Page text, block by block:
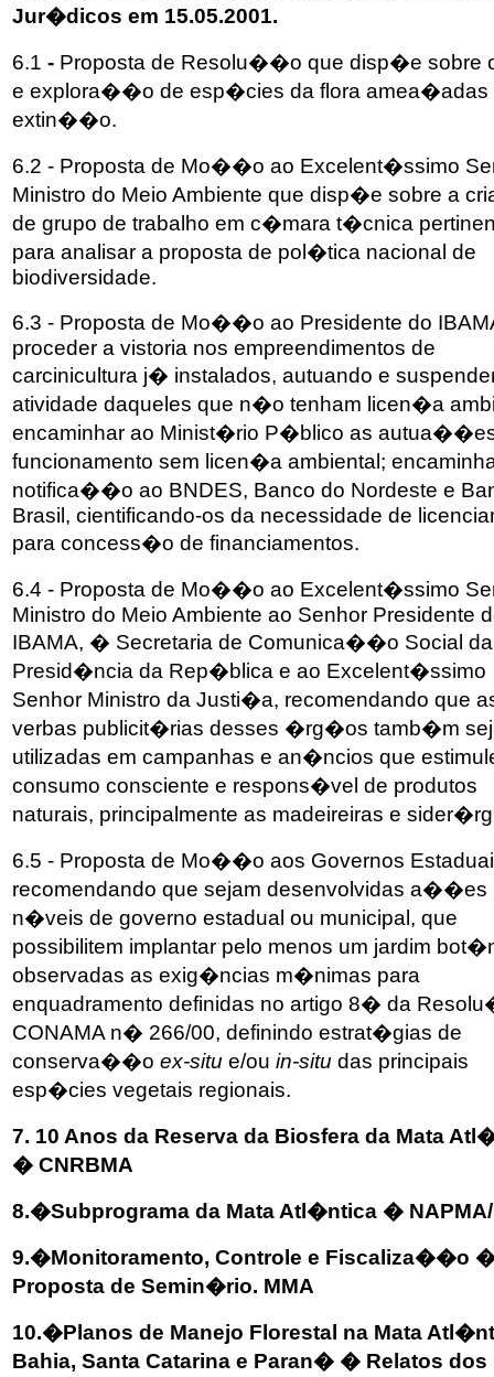
Jur�dicos em 15.05.2001.
6.1 - Proposta de Resolu��o que disp�e sobre
e explora��o de esp�cies da flora amea�adas
extin��o.
6.2 - Proposta de Mo��o ao Excelent�ssimo
Ministro do Meio Ambiente que disp�e sobre a
de grupo de trabalho em c�mara t�cnica
para analisar a proposta de pol�tica nacional de
biodiversidade.
6.3 - Proposta de Mo��o ao Presidente do
proceder a vistoria nos empreendimentos de
carcinicultura j� instalados, autuando e
atividade daqueles que n�o tenham licen�a
encaminhar ao Minist�rio P�blico as
funcionamento sem licen�a ambiental;
notifica��o ao BNDES, Banco do Nordeste e
Brasil, cientificando-os da necessidade de
para concess�o de financiamentos.
6.4 - Proposta de Mo��o ao Excelent�ssimo
Ministro do Meio Ambiente ao Senhor Presidente
IBAMA, � Secretaria de Comunica��o Social da
Presid�ncia da Rep�blica e ao Excelent�ssimo
Senhor Ministro da Justi�a, recomendando que
verbas publicit�rias desses �rg�os tamb�m
utilizadas em campanhas e an�ncios que
consumo consciente e respons�vel de produtos
naturais, principalmente as madeireiras e
6.5 - Proposta de Mo��o aos Governos
recomendando que sejam desenvolvidas a��es
n�veis de governo estadual ou municipal, que
possibilitem implantar pelo menos um jardim
observadas as exig�ncias m�nimas para
enquadramento definidas no artigo 8� da
CONAMA n� 266/00, definindo estrat�gias de
conserva��o ex-situ e/ou in-situ das principais
esp�cies vegetais regionais.
7. 10 Anos da Reserva da Biosfera da Mata
� CNRBMA
8.�Subprograma da Mata Atl�ntica � NAPMA/
9.�Monitoramento, Controle e Fiscaliza��o
Proposta de Semin�rio. MMA
10.�Planos de Manejo Florestal na Mata
Bahia, Santa Catarina e Paran� � Relatos dos